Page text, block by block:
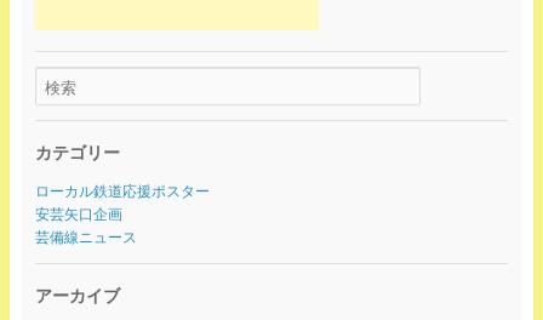
カテゴリー
ローカル鉄道応援ポスター
安芸矢口企画
芸備線ニュース
アーカイブ